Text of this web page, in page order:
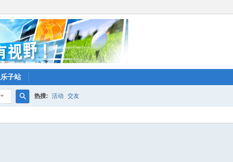
子站
索
热搜: 活动 交友